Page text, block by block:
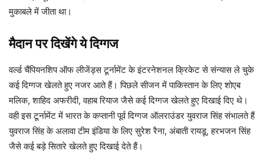
मुकाबले में जीता था।
मैदान पर दिखेंगे ये दिग्गज
वर्ल्ड चैंपियनशिप ऑफ लीजेंड्स टूर्नामेंट के इंटरनेशनल क्रिकेट से संन्यास ले चुके
कई दिग्गज खेलते हुए नजर आते हैं। पिछले सीजन में पाकिस्तान के लिए शोएब
मलिक, शाहिद अफरीदी, वहाब रियाज जैसे कई दिग्गज खेलते हुए दिखाई दिए थे।
वही इस टूर्नामेंट में भारत के कप्तानी पूर्व दिग्गज ऑलराउंडर युवराज सिंह संभालते हैं
युवराज सिंह के अलावा टीम इंडिया के लिए सुरेश रैना, अंबाती रायडू, हरभजन सिंह
जैसे कई बड़े सितारे खेलते हुए दिखाई देते हैं।